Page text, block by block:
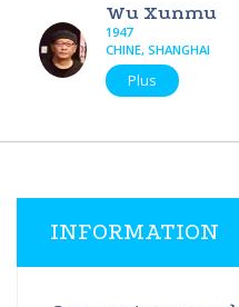
Wu Xunmu
1947
CHINE, SHANGHAI
Plus
INFORMATION